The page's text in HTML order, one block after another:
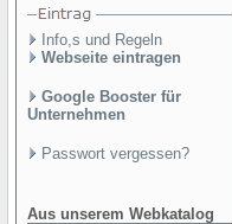
Info,s und Regeln
Webseite eintragen
Google Booster für
Unternehmen
Passwort vergessen?
Aus unserem Webkatalog